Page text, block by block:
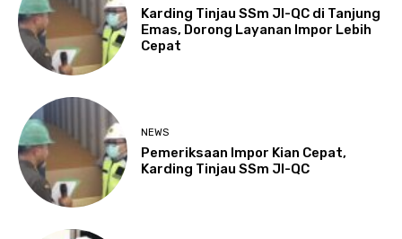
Karding Tinjau SSm JI-QC di Tanjung
Emas, Dorong Layanan Impor Lebih
Cepat
NEWS
Pemeriksaan Impor Kian Cepat,
Karding Tinjau SSm JI-QC